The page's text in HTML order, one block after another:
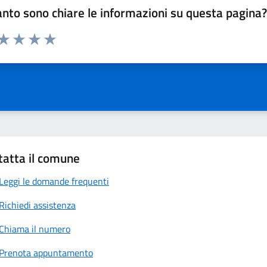
sono chiare le informazioni su questa pagina?
da 1 a 5 stelle la pagina
il comune
Leggi le domande frequenti
Richiedi assistenza
Chiama il numero
Prenota appuntamento